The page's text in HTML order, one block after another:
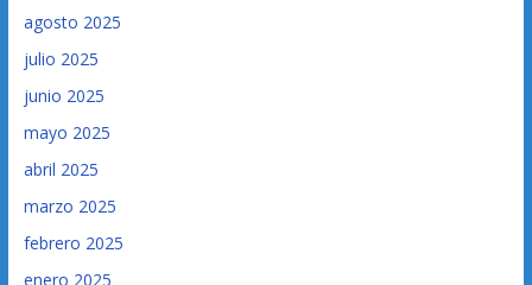
agosto 2025
julio 2025
junio 2025
mayo 2025
abril 2025
marzo 2025
febrero 2025
enero 2025